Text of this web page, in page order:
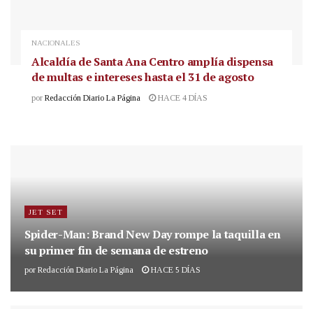
NACIONALES
Alcaldía de Santa Ana Centro amplía dispensa
de multas e intereses hasta el 31 de agosto
por Redacción Diario La Página HACE 4 DÍAS
JET SET
Spider-Man: Brand New Day rompe la taquilla en
su primer fin de semana de estreno
por Redacción Diario La Página HACE 5 DÍAS